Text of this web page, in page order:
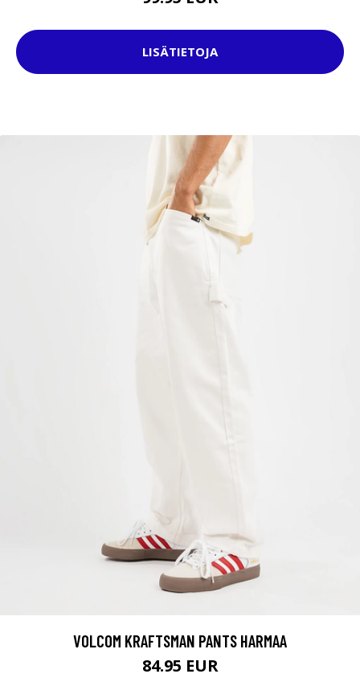
LISÄTIETOJA
VOLCOM KRAFTSMAN PANTS HARMAA
84.95 EUR